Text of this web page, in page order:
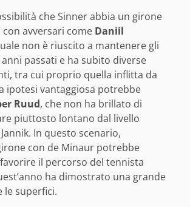
che Sinner abbia un girone
avversari come Daniil
non è riuscito a mantenere gli
passati e ha subito diverse
tra cui proprio quella inflitta da
ipotesi vantaggiosa potrebbe
Ruud, che non ha brillato di
piuttosto lontano dal livello
In questo scenario,
con de Minaur potrebbe
il percorso del tennista
ha dimostrato una grande
superfici.